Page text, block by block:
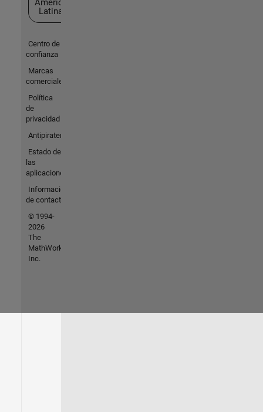
América
Latina
Centro de
confianza
Marcas
comerciales
Política
de
privacidad
Antipiratería
Estado de
las
aplicaciones
Información
de contacto
© 1994-
2026
The
MathWorks,
Inc.